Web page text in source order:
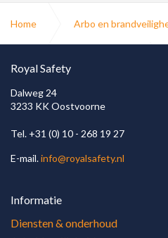
Home Arbo en
Normen wet en regelgeving
Noodverlichting bouwbesluit
Royal Safety
Dalweg 24
3233 KK Oostvoorne
Tel. +31 (0) 10 - 268 19 27
E-mail.info@royalsafety.nl
Informatie
Diensten & onderhoud